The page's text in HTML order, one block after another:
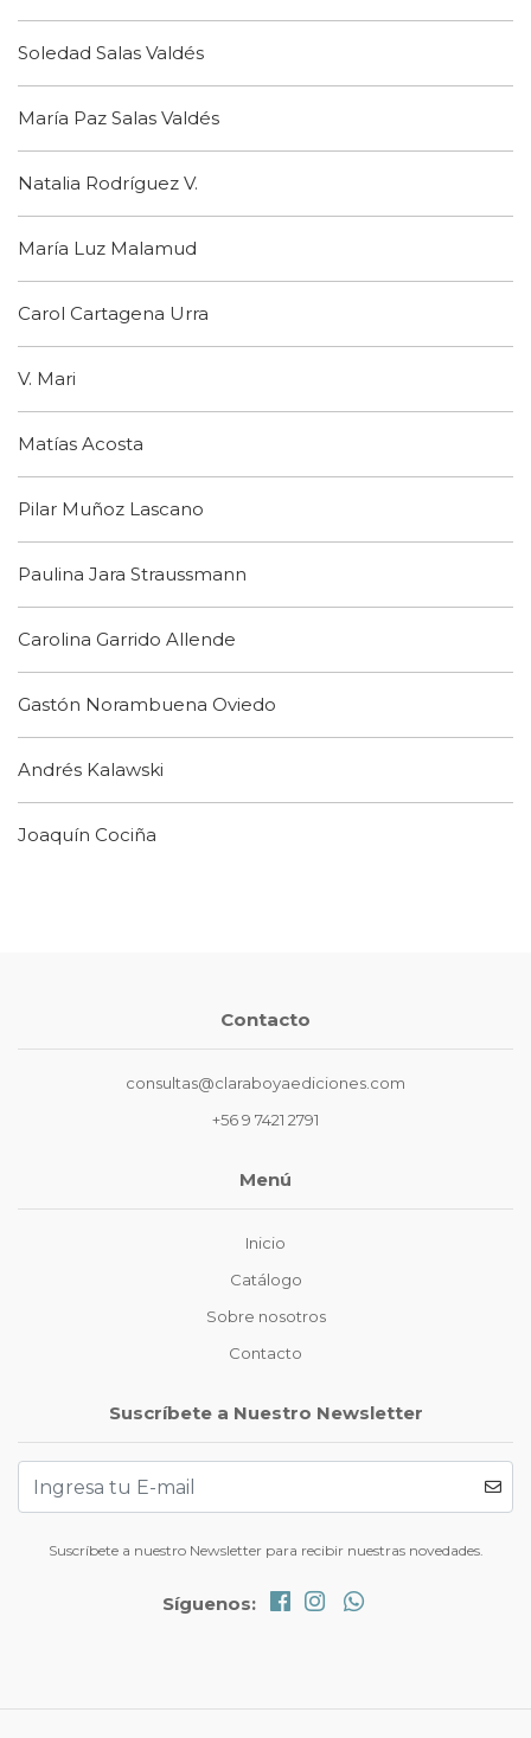
Soledad Salas Valdés
María Paz Salas Valdés
Natalia Rodríguez V.
María Luz Malamud
Carol Cartagena Urra
V. Mari
Matías Acosta
Pilar Muñoz Lascano
Paulina Jara Straussmann
Carolina Garrido Allende
Gastón Norambuena Oviedo
Andrés Kalawski
Joaquín Cociña
Contacto
consultas@claraboyaediciones.com
+56 9 7421 2791
Menú
Inicio
Catálogo
Sobre nosotros
Contacto
Suscríbete a Nuestro Newsletter
Suscríbete a nuestro Newsletter para recibir nuestras novedades.
Síguenos: